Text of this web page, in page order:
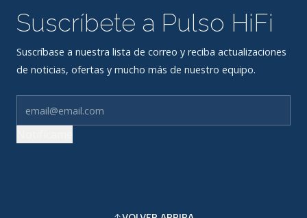
Suscríbete a Pulso HiFi
Suscríbase a nuestra lista de correo y reciba actualizaciones
de noticias, ofertas y mucho más de nuestro equipo.